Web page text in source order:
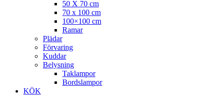
50 X 70 cm
70 x 100 cm
100×100 cm
Ramar
Plädar
Förvaring
Kuddar
Belysning
Taklampor
Bordslampor
KÖK